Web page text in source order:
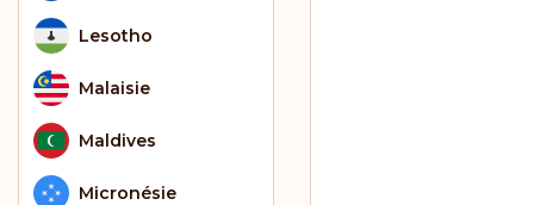
Lesotho
Malaisie
Maldives
Micronésie